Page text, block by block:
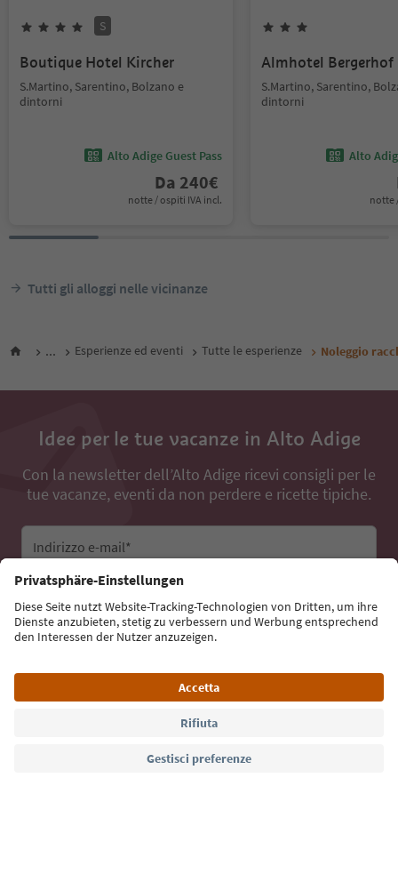
S
Boutique Hotel Kircher
S.Martino, Sarentino, Bolzano e
dintorni
Alto Adige Guest Pass
Da 240€
notte / ospiti IVA incl.
Almhotel Bergerhof
S.Martino, Sarentino,
dintorni
Alto
notte
Tutti gli alloggi nelle vicinanze
... Esperienze ed eventi Tutte le esperienze Noleggio
Idee per le tue vacanze in Alto Adige
Con la newsletter dell’Alto Adige ricevi consigli per le
tue vacanze, eventi da non perdere e ricette tipiche.
Indirizzo e-mail*
Iscriviti alla newsletter